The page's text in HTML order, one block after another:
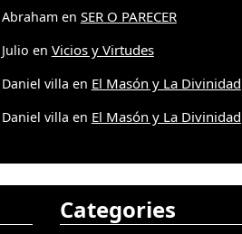
AbrahamenSER O PARECER
Julio enVicios y Virtudes
Daniel villa enEl Masón y La Divinidad
Daniel villa enEl Masón y La Divinidad
Categories